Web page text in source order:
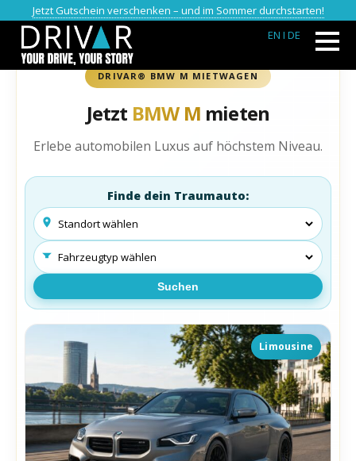
Jetzt Gutschein verschenken – und im Sommer durchstarten!
EN I DE
DRIVAR® BMW M MIETWAGEN
Jetzt BMW M mieten
Erlebe automobilen Luxus auf höchstem Niveau.
Finde dein Traumauto:
Suchen
Limousine